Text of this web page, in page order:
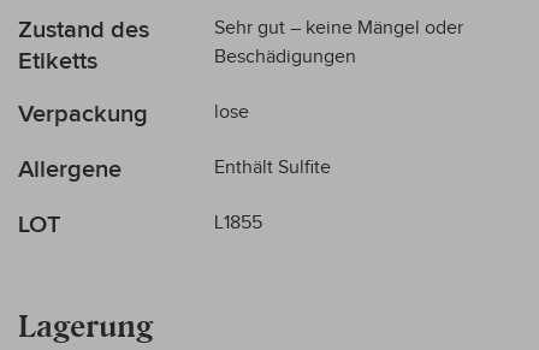
Zustand des
Etiketts
Sehr gut – keine Mängel oder
Beschädigungen
Verpackung lose
Allergene Enthält Sulfite
LOT L1855
Lagerung